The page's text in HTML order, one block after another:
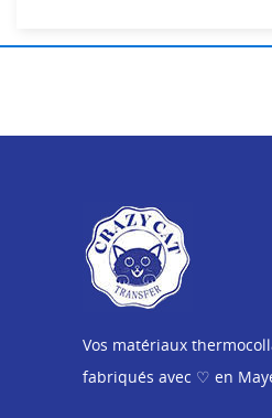
Vos matériaux
fabriqués avec ♡ en